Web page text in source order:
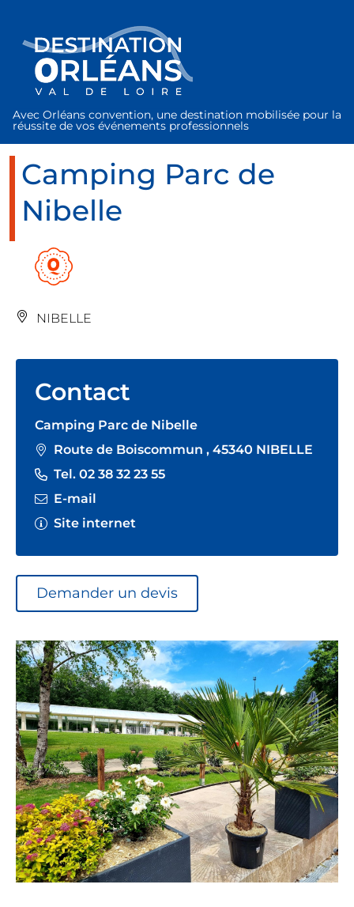
Avec Orléans convention, une destination mobilisée pour la
réussite de vos événements professionnels
Camping Parc de
Nibelle
NIBELLE
Contact
Camping Parc de Nibelle
Route de Boiscommun , 45340 NIBELLE
Tel. 02 38 32 23 55
E-mail
Site internet
Demander un devis